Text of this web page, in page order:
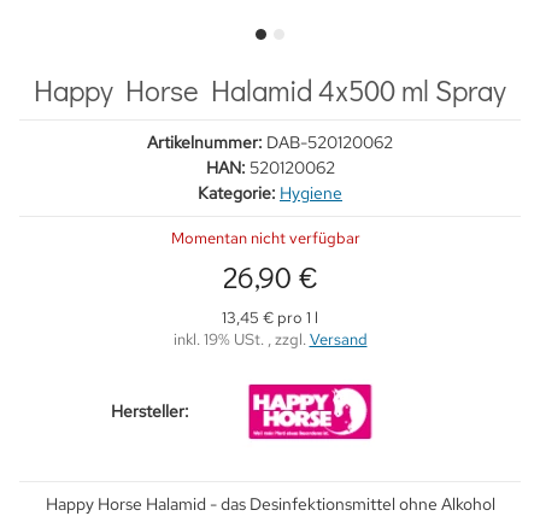
Happy Horse Halamid 4x500 ml Spray
Artikelnummer: DAB-520120062
HAN: 520120062
Kategorie: Hygiene
Momentan nicht verfügbar
26,90 €
13,45 € pro 1 l
inkl. 19% USt. , zzgl.Versand
Hersteller:
Happy Horse Halamid - das Desinfektionsmittel ohne Alkohol